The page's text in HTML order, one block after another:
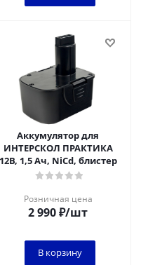
Аккумулятор для
ИНТЕРСКОЛ ПРАКТИКА
12В, 1,5 Ач, NiCd, блистер
Розничная цена
2 990₽/шт
В корзину